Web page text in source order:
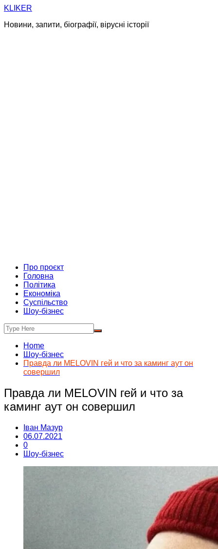
Skip
content
KLIKER
Новини, запити, біографії, вірусні історії
Про проєкт
Головна
Політика
Економіка
Суспільство
Шоу-бізнес
Home
Шоу-бізнес
Правда ли MELOVIN гей и что за каминг аут он
совершил
Правда ли MELOVIN гей и что за
каминг аут он совершил
Іван Мазур
06.07.2021
0
Шоу-бізнес